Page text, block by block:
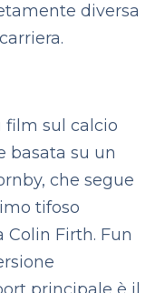
diversa
film sul calcio
basata su un
che segue
tifoso
Colin Firth. Fun